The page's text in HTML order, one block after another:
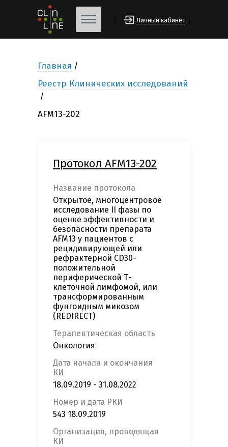
Личный кабинет
Главная
Реестр Клинических исследований
AFM13-202
Протокол AFM13-202
Название протокола
Открытое, многоцентровое
исследование II фазы по
оценке эффективности и
безопасности препарата
AFM13 у пациентов с
рецидивирующей или
рефрактерной CD30-
положительной
периферической Т-
клеточной лимфомой, или
трансформированным
фунгоидным микозом
(REDIRECT)
Терапевтическая область
Онкология
Дата начала и окончания
КИ
18.09.2019 - 31.08.2022
Номер и дата РКИ
543 18.09.2019
Организация, проводящая
КИ